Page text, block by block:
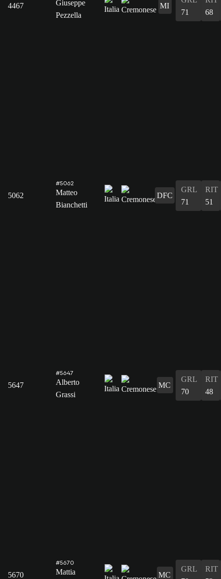
4467
Giuseppe
Pezzella
MI
71
68
5062
#5062
Matteo
Bianchetti
DFC
GRL
71
RIT
51
5647
#5647
Alberto
Grassi
MC
GRL
70
RIT
48
5670
#5670
Mattia
MC
GRL
RIT